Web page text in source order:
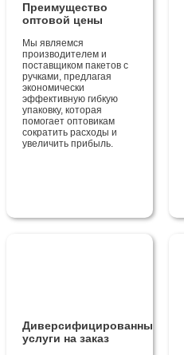
Преимущество
оптовой цены
Мы являемся
производителем и
поставщиком пакетов с
ручками, предлагая
экономически
эффективную гибкую
упаковку, которая
помогает оптовикам
сократить расходы и
увеличить прибыль.
Диверсифицированные
услуги на заказ